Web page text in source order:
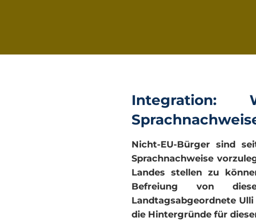
Nicht-EU-Bürger sind
Sprachnachweise
Landes stellen zu
Befreiung von
Landtagsabgeordnete
die Hintergründe für